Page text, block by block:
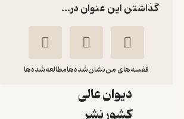
زوجه
(فرجام
خواهی از
رأی ... اثر
دیوان عالی
کشور نشر
گذاشتن این عنوان در...
قفسه‌های من نشان‌شده‌هامطالعه‌شده‌ها
شرط تحقق وکالت